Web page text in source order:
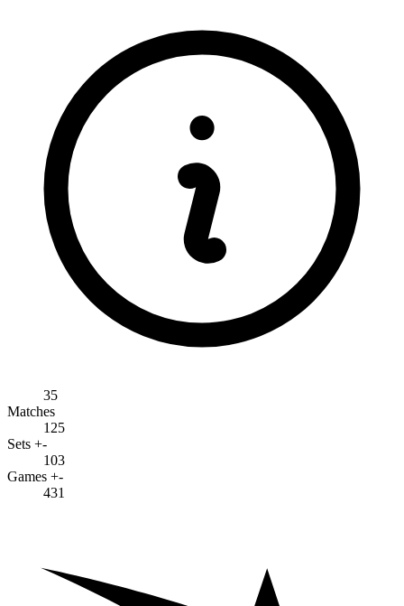
35
Matches
125
Sets +-
103
Games +-
431